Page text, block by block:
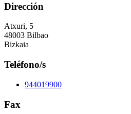
Dirección
Atxuri, 5
48003 Bilbao
Bizkaia
Teléfono/s
944019900
Fax